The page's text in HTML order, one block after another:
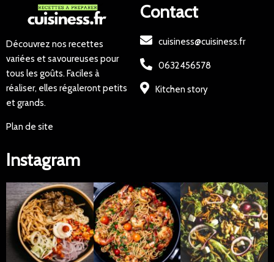
Découvrez nos recettes
variées et savoureuses pour
tous les goûts. Faciles à
réaliser, elles régaleront petits
et grands.
Plan de site
Contact
cuisiness@cuisiness.fr
0632456578
Kitchen story
Instagram